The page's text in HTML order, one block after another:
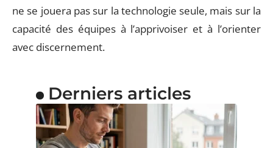
ne se jouera pas sur la technologie seule, mais sur la
capacité des équipes à l’apprivoiser et à l’orienter
avec discernement.
Derniers articles